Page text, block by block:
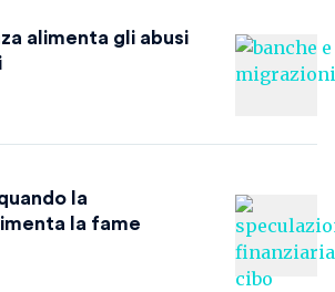
alimenta gli abusi
la
la fame